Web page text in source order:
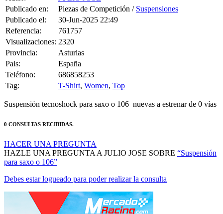
Publicado en:
Piezas de Competición / Suspensiones
Publicado el:
30-Jun-2025 22:49
Referencia:
761757
Visualizaciones: 2320
Provincia:
Asturias
Pais:
España
Teléfono:
686858253
Tag:
T-Shirt, Women, Top
Suspensión tecnoshock para saxo o 106 nuevas a estrenar de 0 vías
0 CONSULTAS RECIBIDAS.
HACER UNA PREGUNTA
HAZLE UNA PREGUNTA A JULIO JOSE SOBRE “Suspensión
para saxo o 106”
Debes estar logueado para poder realizar la consulta